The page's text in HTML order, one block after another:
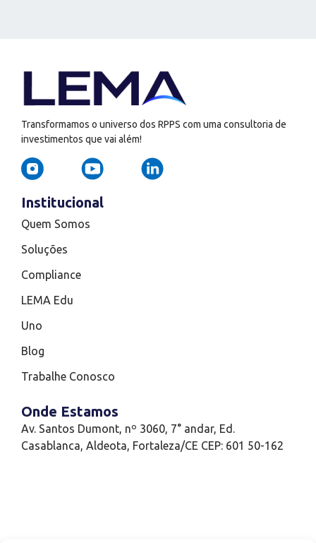
Transformamos o universo dos RPPS com uma consultoria de
investimentos que vai além!
Institucional
Quem Somos
Soluções
Compliance
LEMA Edu
Uno
Blog
Trabalhe Conosco
Onde Estamos
Av. Santos Dumont, nº 3060, 7° andar, Ed.
Casablanca, Aldeota, Fortaleza/CE CEP: 601 50-162